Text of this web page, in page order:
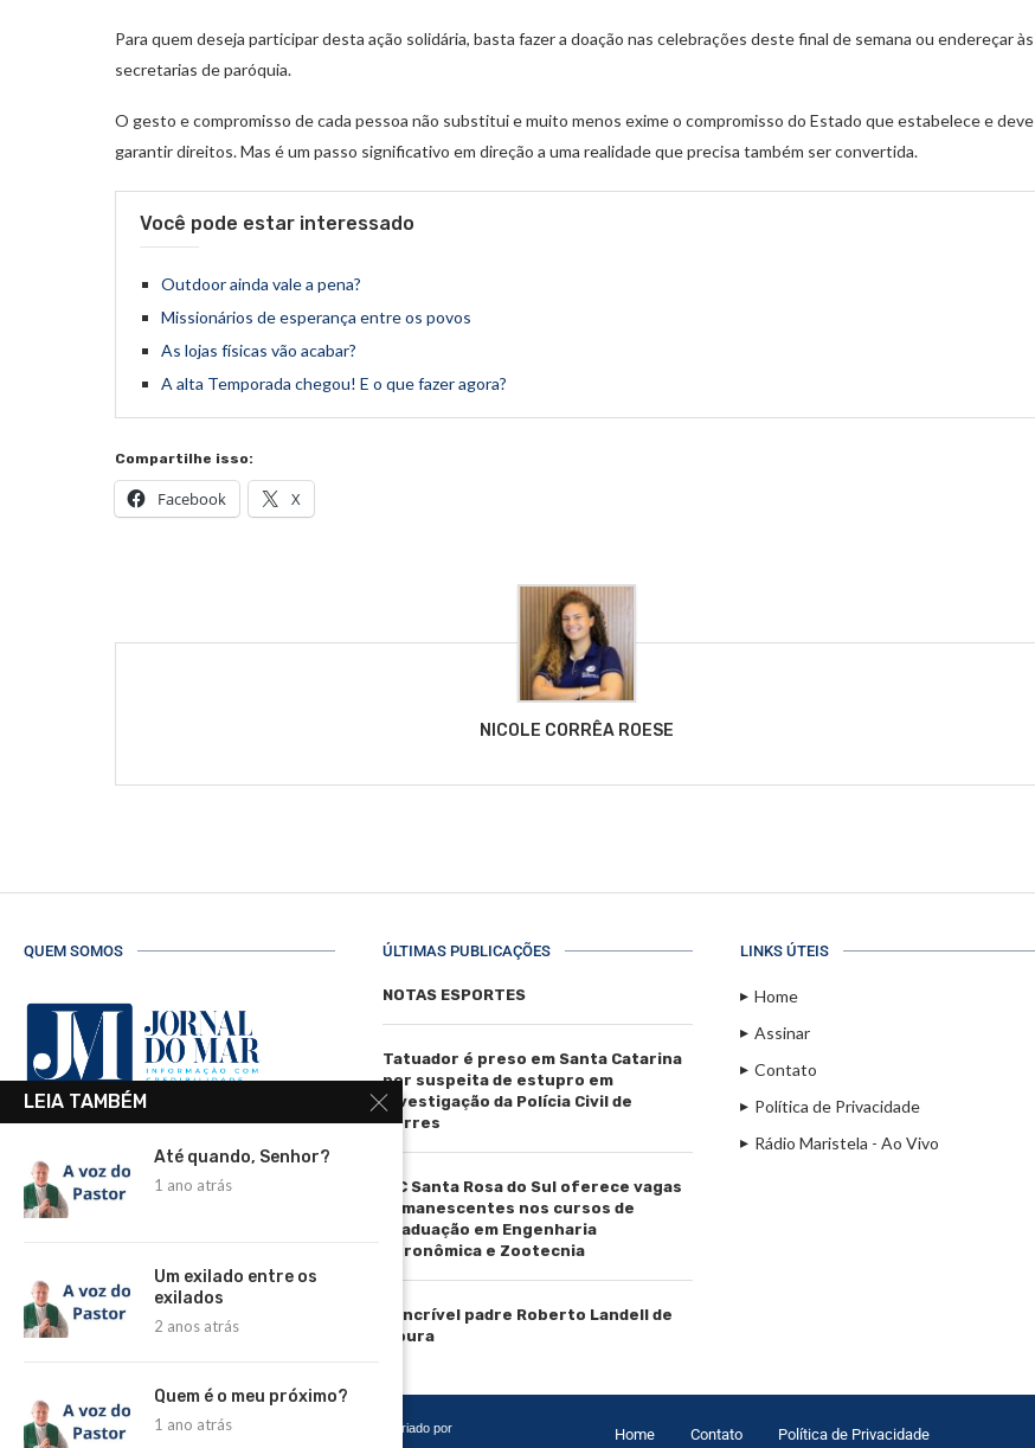
Para quem deseja participar desta ação solidária, basta fazer a doação nas celebrações deste final de semana ou endereçar às
secretarias de paróquia.
O gesto e compromisso de cada pessoa não substitui e muito menos exime o compromisso do Estado que estabelece e deve
garantir direitos. Mas é um passo significativo em direção a uma realidade que precisa também ser convertida.
Você pode estar interessado
Outdoor ainda vale a pena?
Missionários de esperança entre os povos
As lojas físicas vão acabar?
A alta Temporada chegou! E o que fazer agora?
Compartilhe isso:
Facebook X
NICOLE CORRÊA ROESE
QUEM SOMOS
Centro, Torres - RS, 95560-000
Telefone: (51) 3664-4188
Email:
imprensa@jornaldomar.combr
ÚLTIMAS PUBLICAÇÕES
NOTAS ESPORTES
Tatuador é preso em Santa Catarina
por suspeita de estupro em
investigação da Polícia Civil de
Torres
IFC Santa Rosa do Sul oferece vagas
remanescentes nos cursos de
graduação em Engenharia
Agronômica e Zootecnia
O incrível padre Roberto Landell de
Moura
LINKS ÚTEIS
Home
Assinar
Contato
Política de Privacidade
Rádio Maristela - Ao Vivo
Copyright 2026 – Todos os Direitos Reservados. Desenvolvido e criado por
Home Contato Política de Privacidade
LEIA TAMBÉM
Até quando, Senhor?
1 ano atrás
Um exilado entre os
exilados
2 anos atrás
Quem é o meu próximo?
1 ano atrás